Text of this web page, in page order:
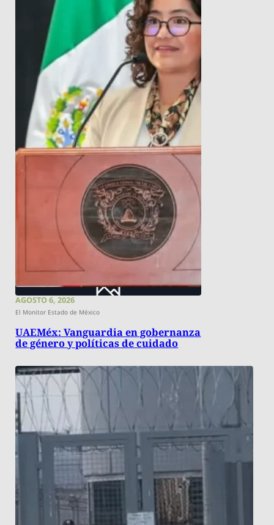
AGOSTO 6, 2026
El Monitor Estado de México
UAEMéx: Vanguardia en gobernanza
de género y políticas de cuidado